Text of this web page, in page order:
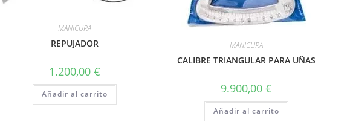
MANICURA
REPUJADOR
1.200,00 €
Añadir al carrito
MANICURA
CALIBRE TRIANGULAR PARA UÑAS
9.900,00 €
Añadir al carrito